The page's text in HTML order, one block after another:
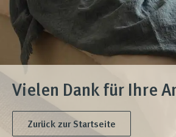
Kontakt
Magazin
Vielen Dank für Ihre
Zurück zur Startseite